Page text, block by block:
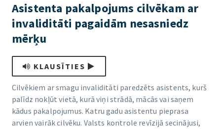
Asistenta pakalpojums cilvēkam ar
invaliditāti pagaidām nesasniedz
mērķu
KLAUSĪTIES
Cilvēkiem ar smagu invaliditāti paredzēts asistents, kurš
palīdz nokļūt vietā, kurā viņi strādā, mācās vai saņem
kādus pakalpojumus. Katru gadu asistentu pieprasa
arvien vairāk cilvēku. Valsts kontrole revīzijā secinājusi,